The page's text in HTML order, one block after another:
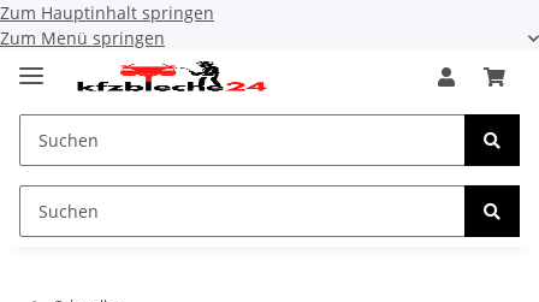
Zum Hauptinhalt springen
Zum Menü springen